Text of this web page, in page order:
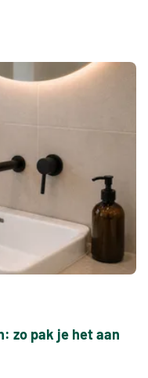
zo pak je het aan